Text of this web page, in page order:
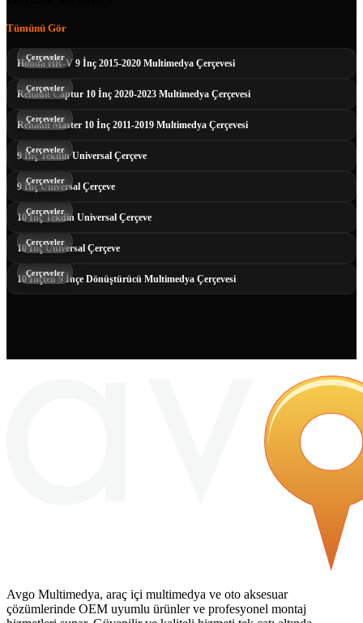
Tümünü Gör
Honda HR-V 9 İnç 2015-2020 Multimedya Çerçevesi
Çerçeveler
Renault Captur 10 İnç 2020-2023 Multimedya Çerçevesi
Çerçeveler
Renault Master 10 İnç 2011-2019 Multimedya Çerçevesi
Çerçeveler
9 İnç Tekdin Universal Çerçeve
Çerçeveler
9 İnç Universal Çerçeve
Çerçeveler
10 İnç Tekdin Universal Çerçeve
Çerçeveler
10 İnç Universal Çerçeve
Çerçeveler
10 İnçten 9 İnçe Dönüştürücü Multimedya Çerçevesi
Çerçeveler
Avgo Multimedya, araç içi multimedya ve oto aksesuar
çözümlerinde OEM uyumlu ürünler ve profesyonel montaj